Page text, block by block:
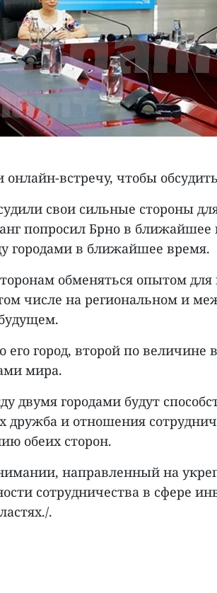
встречу, чтобы
свои сильные стороны
попросил Брно в ближайшее
городами в ближайшее время.
обменяться опытом
числе на региональном и
его город, второй по
мира.
двумя городами будут
и отношения
обеих сторон.
направленный на
сотрудничества в сфере
.